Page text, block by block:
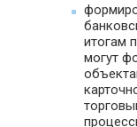
итогам
могут